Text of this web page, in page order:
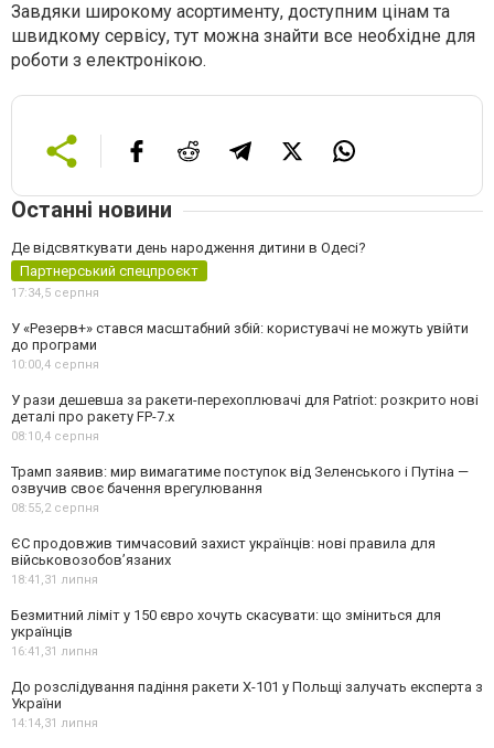
Завдяки широкому асортименту, доступним цінам та
швидкому сервісу, тут можна знайти все необхідне для
роботи з електронікою.
Останні новини
Де відсвяткувати день народження дитини в Одесі?
Партнерський спецпроєкт
17:34,5 серпня
У «Резерв+» стався масштабний збій: користувачі не можуть увійти
до програми
10:00,4 серпня
У рази дешевша за ракети-перехоплювачі для Patriot: розкрито нові
деталі про ракету FP-7.x
08:10,4 серпня
Трамп заявив: мир вимагатиме поступок від Зеленського і Путіна —
озвучив своє бачення врегулювання
08:55,2 серпня
ЄС продовжив тимчасовий захист українців: нові правила для
військовозобов’язаних
18:41,31 липня
Безмитний ліміт у 150 євро хочуть скасувати: що зміниться для
українців
16:41,31 липня
До розслідування падіння ракети Х-101 у Польщі залучать експерта з
України
14:14,31 липня